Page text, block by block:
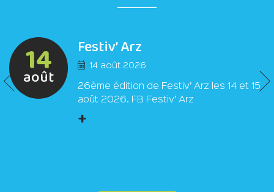
14
août
Festiv’ Arz
14 août 2026
26ème édition de Festiv’ Arz les 14 et 15
août 2026. FB Festiv’ Arz
+